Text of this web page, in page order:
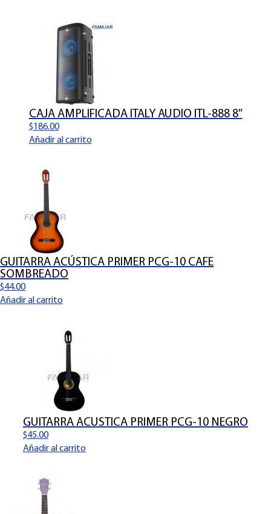
CAJA AMPLIFICADA ITALY AUDIO ITL-888 8″
$186.00
Añadir al carrito
GUITARRA ACÚSTICA PRIMER PCG-10 CAFE
SOMBREADO
$44.00
Añadir al carrito
GUITARRA ACUSTICA PRIMER PCG-10 NEGRO
$45.00
Añadir al carrito